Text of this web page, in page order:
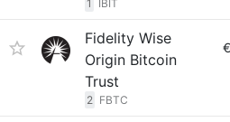
1 IBIT
Fidelity Wise
Origin Bitcoin
Trust
2 FBTC
€